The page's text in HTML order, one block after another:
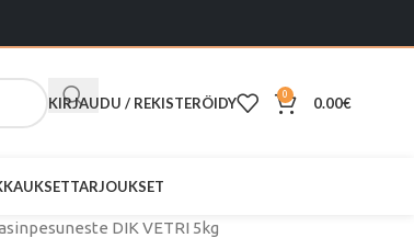
KIRJAUDU / REKISTERÖIDY 0 0.00€
TARJOUKSET
DIK VETRI 5kg